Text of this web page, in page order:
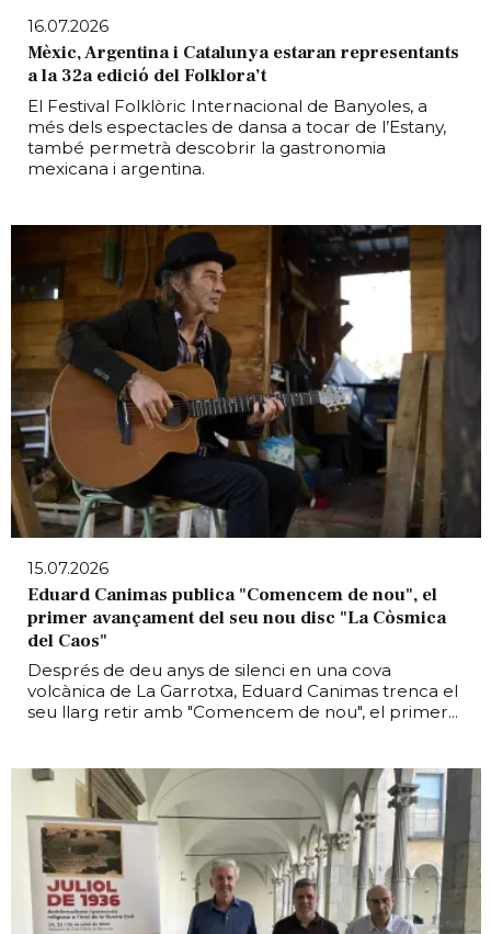
16.07.2026
Mèxic, Argentina i Catalunya estaran representants
a la 32a edició del Folklora’t
El Festival Folklòric Internacional de Banyoles, a
més dels espectacles de dansa a tocar de l’Estany,
també permetrà descobrir la gastronomia
mexicana i argentina.
15.07.2026
Eduard Canimas publica "Comencem de nou", el
primer avançament del seu nou disc "La Còsmica
del Caos"
Després de deu anys de silenci en una cova
volcànica de La Garrotxa, Eduard Canimas trenca el
seu llarg retir amb "Comencem de nou", el primer...